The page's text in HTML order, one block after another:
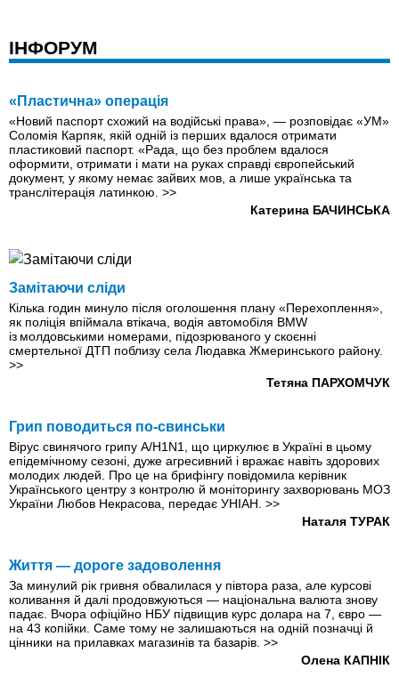
ІНФОРУМ
«Пластична» операція
«Новий паспорт схожий на водійськi права», — розповідає «УМ»
Соломія Карпяк, якій одній із перших вдалося отримати
пластиковий паспорт. «Рада, що без проблем вдалося
оформити, отримати і мати на руках справді європейський
документ, у якому немає зайвих мов, а лише українська та
транслітерація латинкою. >>
Катерина БАЧИНСЬКА
Замітаючи сліди
Кілька годин минуло після оголошення плану «Перехоплення»,
як поліція впіймала втікача, водія автомобіля ВМW
із молдовськими номерами, підозрюваного у скоєнні
смертельної ДТП поблизу села Людавка Жмеринського району.
>>
Тетяна ПАРХОМЧУК
Грип поводиться по-свинськи
Вірус свинячого грипу А/H1N1, що циркулює в Україні в цьому
епідемічному сезоні, дуже агресивний і вражає навіть здорових
молодих людей. Про це на брифінгу повідомила керівник
Українського центру з контролю й моніторингу захворювань МОЗ
України Любов Некрасова, передає УНІАН. >>
Наталя ТУРАК
Життя — дороге задоволення
За минулий рік гривня обвалилася у півтора раза, але курсові
коливання й далі продовжуються — національна валюта знову
падає. Вчора офіційно НБУ підвищив курс долара на 7, євро —
на 43 копійки. Саме тому не залишаються на одній позначці й
цінники на прилавках магазинів та базарів. >>
Олена КАПНІК